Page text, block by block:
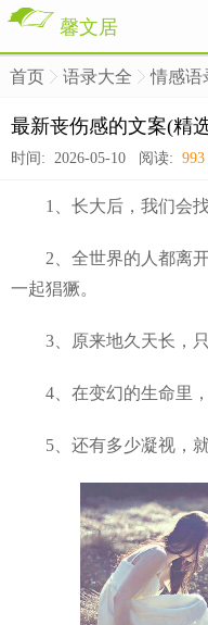
馨文居
首页 语录大全 情感语
最新丧伤感的文案(精
时间: 2026-05-10 阅读: 993
1、长大后，我们会找
2、全世界的人都离开
一起猖獗。
3、原来地久天长，只
4、在变幻的生命里，
5、还有多少凝视，就